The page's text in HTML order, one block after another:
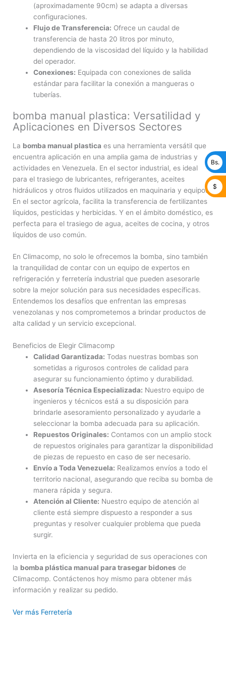
(aproximadamente 90cm) se adapta a diversas
configuraciones.
Flujo de Transferencia: Ofrece un caudal de
transferencia de hasta 20 litros por minuto,
dependiendo de la viscosidad del líquido y la habilidad
del operador.
Conexiones: Equipada con conexiones de salida
estándar para facilitar la conexión a mangueras o
tuberías.
bomba manual plastica: Versatilidad y
Aplicaciones en Diversos Sectores
La bomba manual plastica es una herramienta versátil que
encuentra aplicación en una amplia gama de industrias y
actividades en Venezuela. En el sector industrial, es ideal
para el trasiego de lubricantes, refrigerantes, aceites
hidráulicos y otros fluidos utilizados en maquinaria y equipos.
En el sector agrícola, facilita la transferencia de fertilizantes
líquidos, pesticidas y herbicidas. Y en el ámbito doméstico, es
perfecta para el trasiego de agua, aceites de cocina, y otros
líquidos de uso común.
En Climacomp, no solo le ofrecemos la bomba, sino también
la tranquilidad de contar con un equipo de expertos en
refrigeración y ferretería industrial que pueden asesorarle
sobre la mejor solución para sus necesidades específicas.
Entendemos los desafíos que enfrentan las empresas
venezolanas y nos comprometemos a brindar productos de
alta calidad y un servicio excepcional.
Beneficios de Elegir Climacomp
Calidad Garantizada: Todas nuestras bombas son
sometidas a rigurosos controles de calidad para
asegurar su funcionamiento óptimo y durabilidad.
Asesoría Técnica Especializada: Nuestro equipo de
ingenieros y técnicos está a su disposición para
brindarle asesoramiento personalizado y ayudarle a
seleccionar la bomba adecuada para su aplicación.
Repuestos Originales: Contamos con un amplio stock
de repuestos originales para garantizar la disponibilidad
de piezas de repuesto en caso de ser necesario.
Envío a Toda Venezuela: Realizamos envíos a todo el
territorio nacional, asegurando que reciba su bomba de
manera rápida y segura.
Atención al Cliente: Nuestro equipo de atención al
cliente está siempre dispuesto a responder a sus
preguntas y resolver cualquier problema que pueda
surgir.
Invierta en la eficiencia y seguridad de sus operaciones con
la bomba plástica manual para trasegar bidones de
Climacomp. Contáctenos hoy mismo para obtener más
información y realizar su pedido.
Ver más Ferretería
Bs.
$